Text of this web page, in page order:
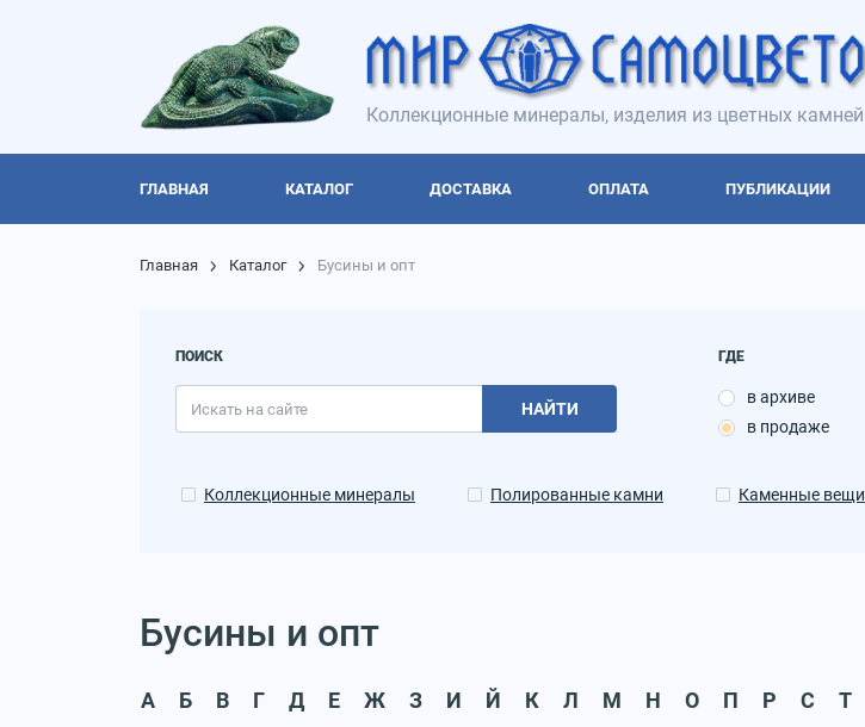
Коллекционные минералы, изделия из цветных камней
ГЛАВНАЯ КАТАЛОГ ДОСТАВКА ОПЛАТА ПУБЛИКАЦИИ
Главная Каталог Бусины и опт
ПОИСК
НАЙТИ
ГДЕ
в архиве
в продаже
Коллекционные минералы Полированные камни Каменные вещи
Бусины и опт
А Б В Г Д Е Ж З И Й К Л М Н О П Р С Т